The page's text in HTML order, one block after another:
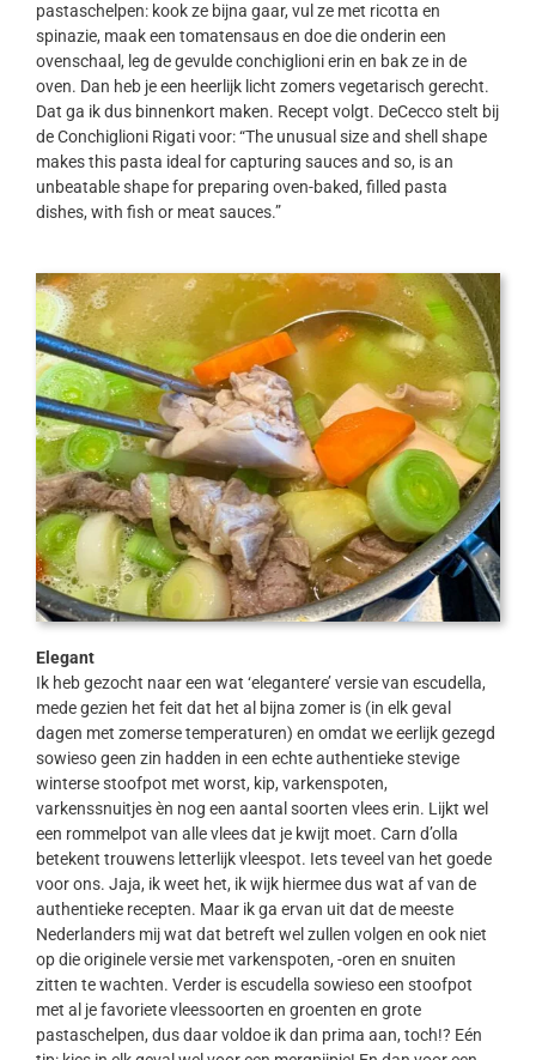
pastaschelpen: kook ze bijna gaar, vul ze met ricotta en
spinazie, maak een tomatensaus en doe die onderin een
ovenschaal, leg de gevulde conchiglioni erin en bak ze in de
oven. Dan heb je een heerlijk licht zomers vegetarisch gerecht.
Dat ga ik dus binnenkort maken. Recept volgt. DeCecco stelt bij
de Conchiglioni Rigati voor: “The unusual size and shell shape
makes this pasta ideal for capturing sauces and so, is an
unbeatable shape for preparing oven-baked, filled pasta
dishes, with fish or meat sauces.”
Elegant
Ik heb gezocht naar een wat ‘elegantere’ versie van escudella,
mede gezien het feit dat het al bijna zomer is (in elk geval
dagen met zomerse temperaturen) en omdat we eerlijk gezegd
sowieso geen zin hadden in een echte authentieke stevige
winterse stoofpot met worst, kip, varkenspoten,
varkenssnuitjes èn nog een aantal soorten vlees erin. Lijkt wel
een rommelpot van alle vlees dat je kwijt moet. Carn d’olla
betekent trouwens letterlijk vleespot. Iets teveel van het goede
voor ons. Jaja, ik weet het, ik wijk hiermee dus wat af van de
authentieke recepten. Maar ik ga ervan uit dat de meeste
Nederlanders mij wat dat betreft wel zullen volgen en ook niet
op die originele versie met varkenspoten, -oren en snuiten
zitten te wachten. Verder is escudella sowieso een stoofpot
met al je favoriete vleessoorten en groenten en grote
pastaschelpen, dus daar voldoe ik dan prima aan, toch!? Eén